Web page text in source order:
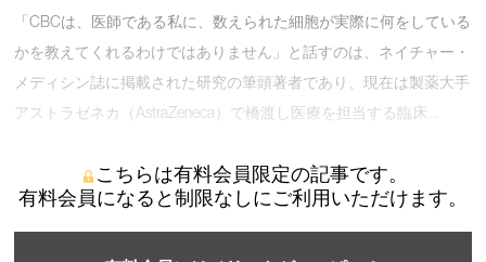
「CBCは、医師である私に、数えられた細胞が実際に何をしている
かを教えてくれるわけではありません」と話すのは、ネイチャー・
メディシン誌に掲載された研究の筆頭著者であり、現在は製薬大手
アストラゼネカ（AstraZeneca）で橋渡し医療を担当する臨床 …
こちらは有料会員限定の記事です。
有料会員になると制限なしにご利用いただけます。